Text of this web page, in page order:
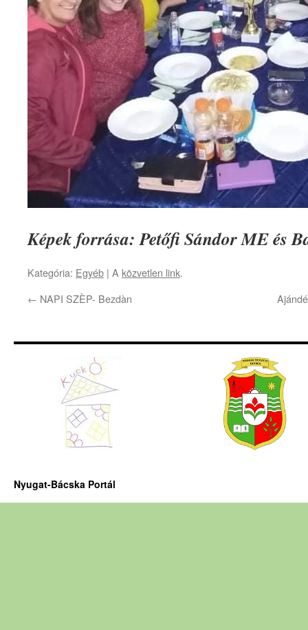
Képek forrása: Petőfi Sándor ME és
Kategória: Egyéb | A közvetlen link.
← NAPI SZÈP- Bezdàn
Nyugat-Bácska Portál